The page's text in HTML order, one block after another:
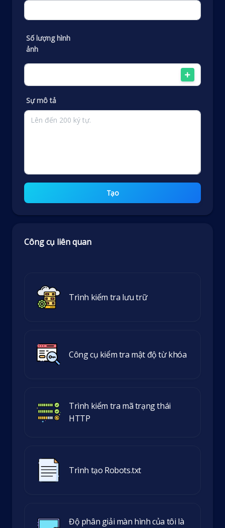
Số lượng hình
ảnh
Sự mô tả
Tạo
Công cụ liên quan
Trình kiểm tra lưu trữ
Công cụ kiểm tra mật độ từ khóa
Trình kiểm tra mã trạng thái
HTTP
Trình tạo Robots.txt
Độ phân giải màn hình của tôi là